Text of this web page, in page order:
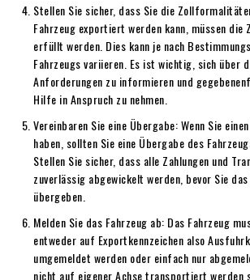
Stellen Sie sicher, dass Sie die
Fahrzeug exportiert werden kann, müssen
erfüllt werden. Dies kann je nach
Fahrzeugs variieren. Es ist wichtig, sich über
Anforderungen zu informieren und
Hilfe in Anspruch zu nehmen.
Vereinbaren Sie eine Übergabe: Wenn Sie
haben, sollten Sie eine Übergabe des
Stellen Sie sicher, dass alle Zahlungen und
zuverlässig abgewickelt werden, bevor Sie
übergeben.
Melden Sie das Fahrzeug ab: Das Fahrzeug
entweder auf Exportkennzeichen also
umgemeldet werden oder einfach nur
nicht auf eigener Achse transportiert werden